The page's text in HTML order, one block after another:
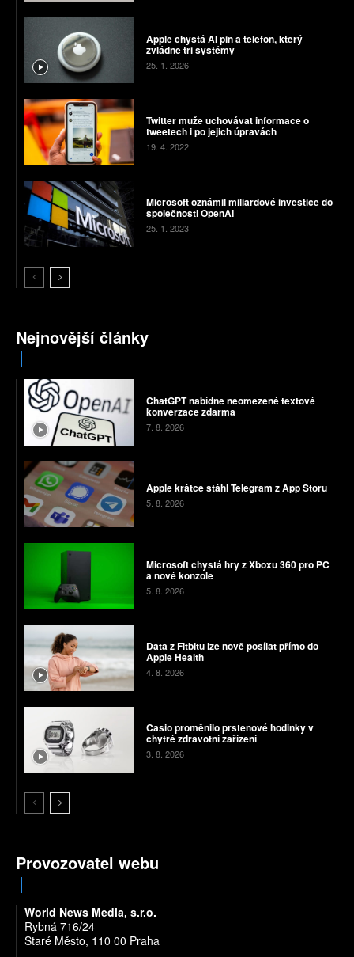
Apple chystá AI pin a telefon, který
zvládne tři systémy
25. 1. 2026
Twitter muže uchovávat informace o
tweetech i po jejich úpravách
19. 4. 2022
Microsoft oznámil miliardové investice do
společnosti OpenAI
25. 1. 2023
Nejnovější články
ChatGPT nabídne neomezené textové
konverzace zdarma
7. 8. 2026
Apple krátce stáhl Telegram z App Storu
5. 8. 2026
Microsoft chystá hry z Xboxu 360 pro PC
a nové konzole
5. 8. 2026
Data z Fitbitu lze nově posílat přímo do
Apple Health
4. 8. 2026
Casio proměnilo prstenové hodinky v
chytré zdravotní zařízení
3. 8. 2026
Provozovatel webu
World News Media, s.r.o.
Rybná 716/24
Staré Město, 110 00 Praha